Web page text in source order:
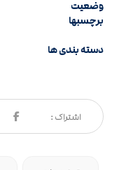
وضعیت
برچسبها
دسته بندی ها